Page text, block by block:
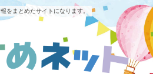
をまとめたサイトになります。